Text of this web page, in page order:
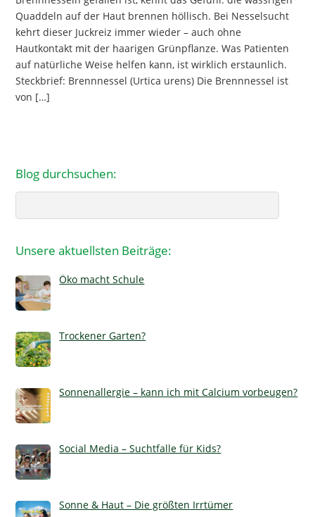
Quaddeln auf der Haut brennen höllisch. Bei Nesselsucht
kehrt dieser Juckreiz immer wieder – auch ohne
Hautkontakt mit der haarigen Grünpflanze. Was Patienten
auf natürliche Weise helfen kann, ist wirklich erstaunlich.
Steckbrief: Brennnessel (Urtica urens) Die Brennnessel ist
von […]
Blog durchsuchen:
Unsere aktuellsten Beiträge:
Öko macht Schule
Trockener Garten?
Sonnenallergie – kann ich mit Calcium vorbeugen?
Social Media – Suchtfalle für Kids?
Sonne & Haut – Die größten Irrtümer